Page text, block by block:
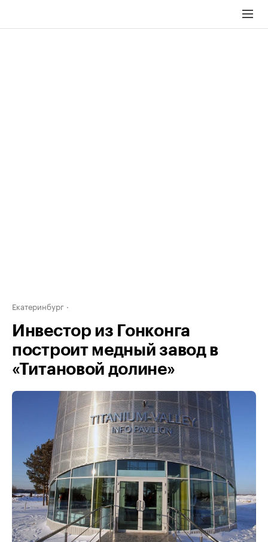
Екатеринбург
Инвестор из Гонконга
построит медный завод в
«Титановой долине»